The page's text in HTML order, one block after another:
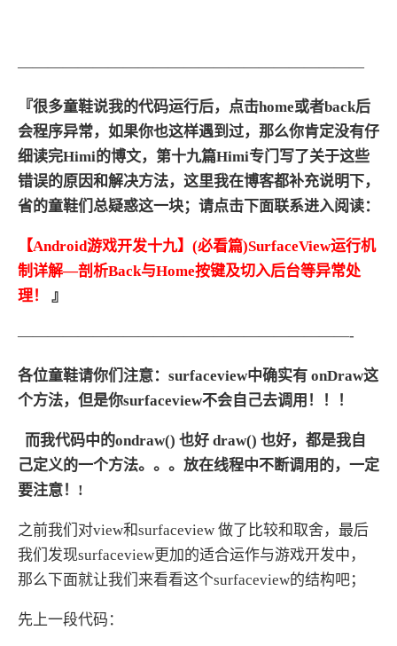
———————————————————————
『很多童鞋说我的代码运行后，点击home或者back后
会程序异常，如果你也这样遇到过，那么你肯定没有仔
细读完Himi的博文，第十九篇Himi专门写了关于这些
错误的原因和解决方法，这里我在博客都补充说明下，
省的童鞋们总疑惑这一块；请点击下面联系进入阅读：
【Android游戏开发十九】(必看篇)SurfaceView运行机
制详解—剖析Back与Home按键及切入后台等异常处
理！
』
——————————————————————-
各位童鞋请你们注意：surfaceview中确实有 onDraw这
个方法，但是你surfaceview不会自己去调用！！！
而我代码中的ondraw() 也好 draw() 也好，都是我自
己定义的一个方法。。。放在线程中不断调用的，一定
要注意！!
之前我们对view和surfaceview 做了比较和取舍，最后
我们发现surfaceview更加的适合运作与游戏开发中，
那么下面就让我们来看看这个surfaceview的结构吧；
先上一段代码：